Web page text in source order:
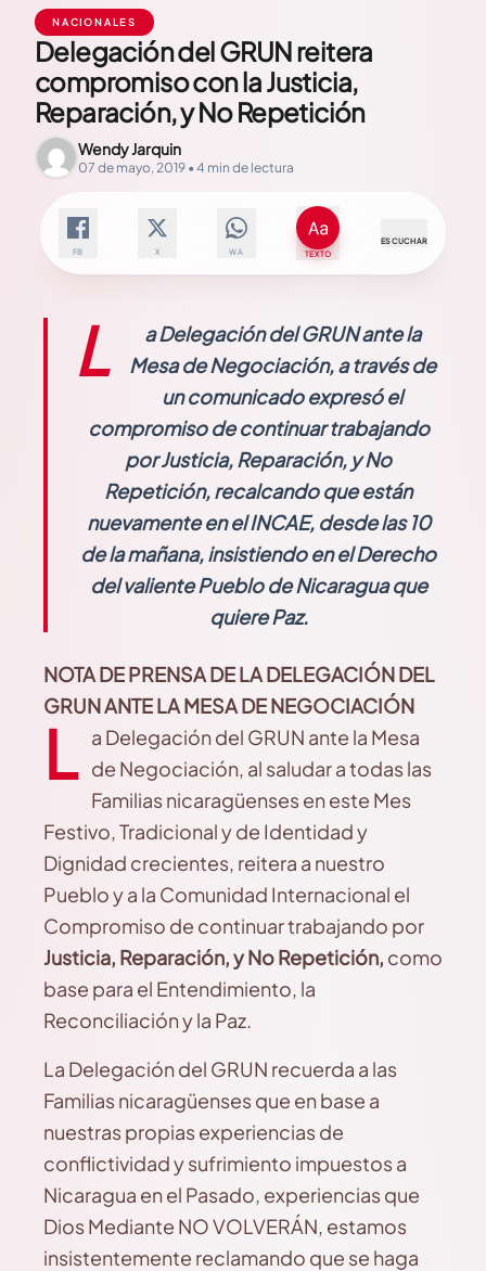
NACIONALES
Delegación del GRUN reitera
compromiso con la Justicia,
Reparación, y No Repetición
Wendy Jarquin
07 de mayo, 2019 • 4 min de lectura
FB X WA TEXTO
ESCUCHAR
L
a Delegación del GRUN ante la
Mesa de Negociación, a través de
un comunicado expresó el
compromiso de continuar trabajando
por Justicia, Reparación, y No
Repetición, recalcando que están
nuevamente en el INCAE, desde las 10
de la mañana, insistiendo en el Derecho
del valiente Pueblo de Nicaragua que
quiere Paz.
NOTA DE PRENSADE LA DELEGACIÓN DEL
GRUNANTE LA MESA DE NEGOCIACIÓN
L a Delegación del GRUN ante la Mesa
de Negociación, al saludar a todas las
Familias nicaragüenses en este Mes
Festivo, Tradicional y de Identidad y
Dignidad crecientes, reitera a nuestro
Pueblo y a la Comunidad Internacional el
Compromiso de continuar trabajando por
Justicia, Reparación, y No Repetición, como
base para el Entendimiento, la
Reconciliación y la Paz.
La Delegación del GRUN recuerda a las
Familias nicaragüenses que en base a
nuestras propias experiencias de
conflictividad y sufrimiento impuestos a
Nicaragua en el Pasado, experiencias que
Dios Mediante NO VOLVERÁN, estamos
insistentemente reclamando que se haga